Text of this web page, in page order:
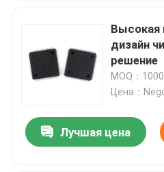
Высокая
дизайн
решение
MOQ：
Цена：
Лучшая цена